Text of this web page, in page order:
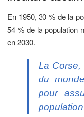
En 1950, 30 % de la
54 % de la population
en 2030.
La Corse,
du
pour
population